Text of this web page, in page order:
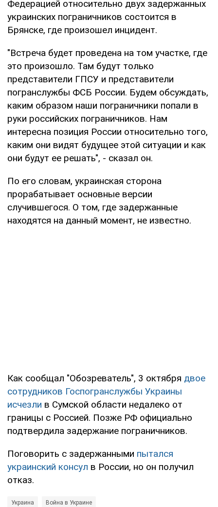
Федерацией относительно двух задержанных
украинских пограничников состоится в
Брянске, где произошел инцидент.
"Встреча будет проведена на том участке, где
это произошло. Там будут только
представители ГПСУ и представители
погранслужбы ФСБ России. Будем обсуждать,
каким образом наши пограничники попали в
руки российских пограничников. Нам
интересна позиция России относительно того,
каким они видят будущее этой ситуации и как
они будут ее решать", - сказал он.
По его словам, украинская сторона
прорабатывает основные версии
случившегося. О том, где задержанные
находятся на данный момент, не известно.
Как сообщал "Обозреватель", 3 октября двое
сотрудников Госпогранслужбы Украины
исчезли в Сумской области недалеко от
границы с Россией. Позже РФ официально
подтвердила задержание пограничников.
Поговорить с задержанными пытался
украинский консул в России, но он получил
отказ.
Украина Война в Украине